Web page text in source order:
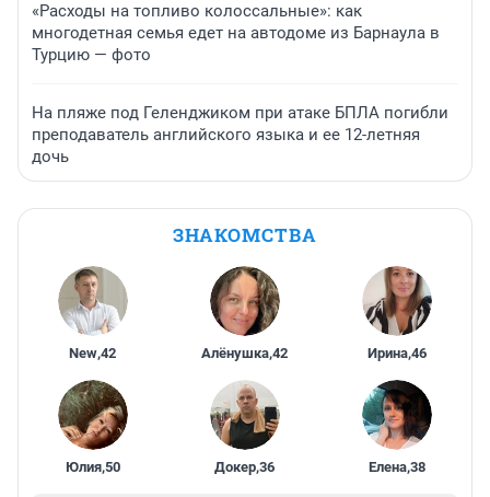
«Расходы на топливо колоссальные»: как
многодетная семья едет на автодоме из Барнаула в
Турцию — фото
На пляже под Геленджиком при атаке БПЛА погибли
преподаватель английского языка и ее 12-летняя
дочь
ЗНАКОМСТВА
New,42 Алёнушка,42 Ирина,46
Юлия,50 Докер,36 Елена,38